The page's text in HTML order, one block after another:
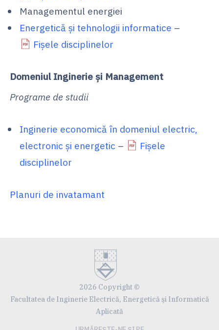
Managementul energiei
Energetică și tehnologii informatice –
Fișele disciplinelor
Domeniul Inginerie şi Management
Programe de studii
Inginerie economică în domeniul electric,
electronic şi energetic –
Fișele
disciplinelor
Planuri de invatamant
2026 Copyright ©
Facultatea de Inginerie Electrică, Energetică şi Informatică
Aplicată